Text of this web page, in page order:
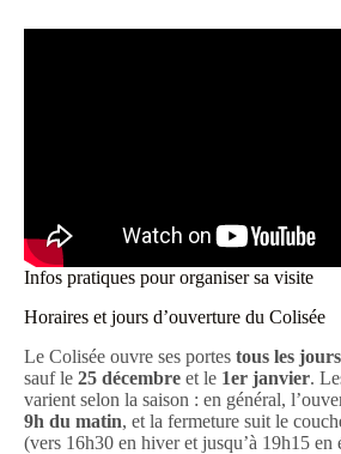
Infos pratiques pour organiser sa visite
Horaires et jours d’ouverture du Colisée
Le Colisée ouvre ses portes tous les
sauf le 25 décembre et le 1er janvier.
varient selon la saison : en général,
9h du matin, et la fermeture suit le
(vers 16h30 en hiver et jusqu’à 19h15 en